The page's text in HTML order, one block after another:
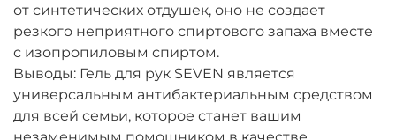
от синтетических отдушек, оно не создает
резкого неприятного спиртового запаха вместе
с изопропиловым спиртом.
Выводы: Гель для рук SEVEN является
универсальным антибактериальным средством
для всей семьи, которое станет вашим